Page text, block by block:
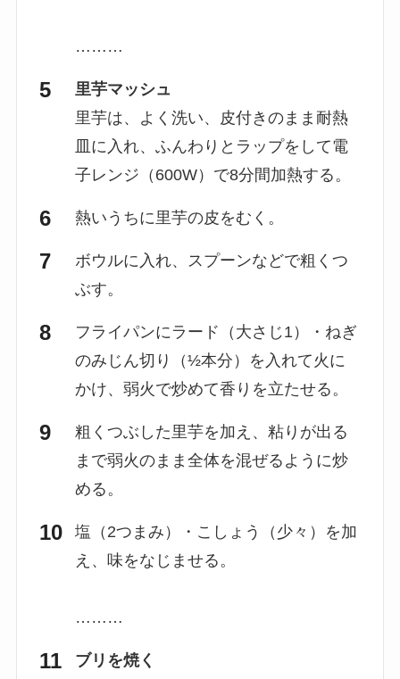
………
里芋マッシュ
里芋は、よく洗い、皮付きのまま耐熱
皿に入れ、ふんわりとラップをして電
子レンジ（600W）で8分間加熱する。
熱いうちに里芋の皮をむく。
ボウルに入れ、スプーンなどで粗くつ
ぶす。
フライパンにラード（大さじ1）・ねぎ
のみじん切り（½本分）を入れて火に
かけ、弱火で炒めて香りを立たせる。
粗くつぶした里芋を加え、粘りが出る
まで弱火のまま全体を混ぜるように炒
める。
塩（2つまみ）・こしょう（少々）を加
え、味をなじませる。
………
ブリを焼く